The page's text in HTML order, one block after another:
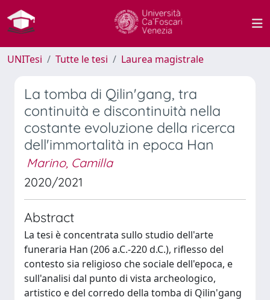
UNITesi Tutte le tesi Laurea magistrale
La tomba di Qilin'gang, tra
continuità e discontinuità nella
costante evoluzione della ricerca
dell'immortalità in epoca Han
Marino, Camilla
2020/2021
Abstract
La tesi è concentrata sullo studio dell'arte
funeraria Han (206 a.C.-220 d.C.), riflesso del
contesto sia religioso che sociale dell'epoca, e
sull'analisi dal punto di vista archeologico,
artistico e del corredo della tomba di Qilin'gang